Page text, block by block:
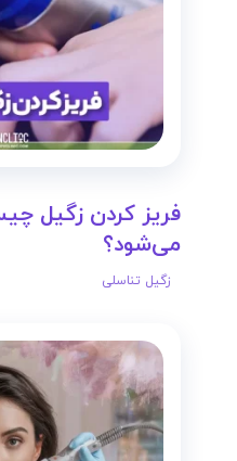
فریز کردن زگیل
می‌شود؟
زگیل تناسلی